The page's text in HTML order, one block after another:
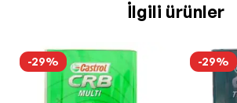
İlgili ürünler
-29% -29%